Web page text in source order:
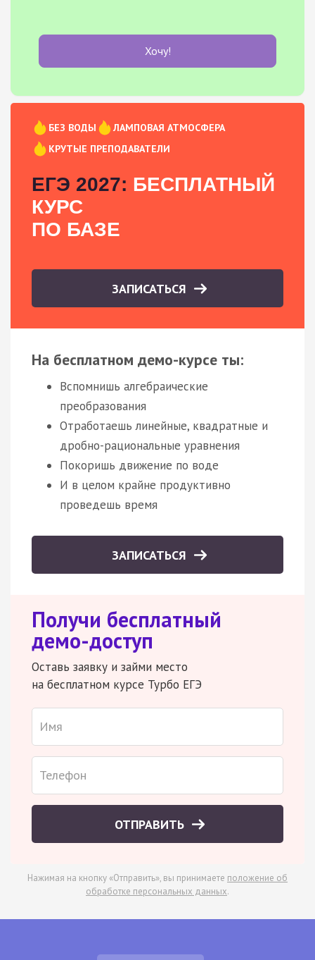
Хочу!
БЕЗ ВОДЫ
ЛАМПОВАЯ АТМОСФЕРА
КРУТЫЕ ПРЕПОДАВАТЕЛИ
ЕГЭ 2027: БЕСПЛАТНЫЙ
КУРС
ПО БАЗЕ
ЗАПИСАТЬСЯ
На бесплатном демо-курсе ты:
Вспомнишь алгебраические
преобразования
Отработаешь линейные, квадратные и
дробно-рациональные уравнения
Покоришь движение по воде
И в целом крайне продуктивно
проведешь время
ЗАПИСАТЬСЯ
Получи бесплатный
демо-доступ
Оставь заявку и займи место
на бесплатном курсе Турбо ЕГЭ
ОТПРАВИТЬ
Нажимая на кнопку «Отправить», вы принимаете положение об
обработке персональных данных.